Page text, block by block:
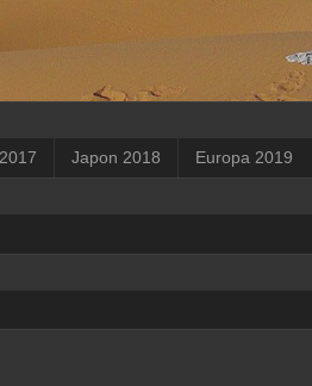
Japon 2018 Europa 2019